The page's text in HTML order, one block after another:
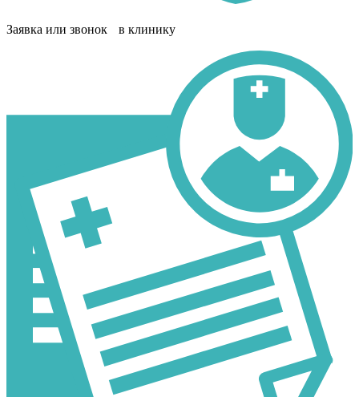
Заявка или звонок в клинику